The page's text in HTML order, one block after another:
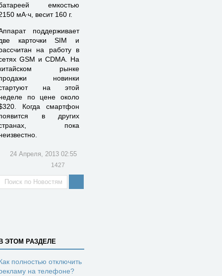
емкостью
мА∙ч, весит 160 г.
поддерживает
карточки SIM и
на работу в
GSM и CDMA. На
рынке
новинки
на этой
по цене около
Когда смартфон
в других
пока
24 Апреля, 2013 02:55
1427
ЭТОМ РАЗДЕЛЕ
полностью отключить
на телефоне?